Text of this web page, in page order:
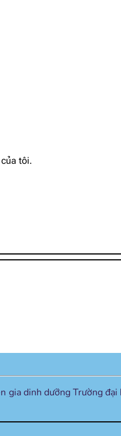
tôi.
dinh dưỡng Trường